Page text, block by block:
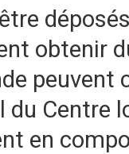
obtenir
peuvent
Centre
en